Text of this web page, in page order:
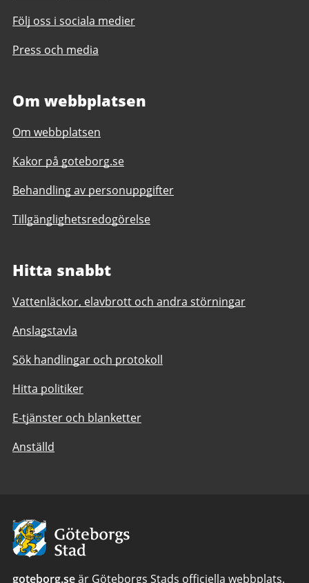
Följ oss i sociala medier
Press och media
Om webbplatsen
Om webbplatsen
Kakor på goteborg.se
Behandling av personuppgifter
Tillgänglighetsredogörelse
Hitta snabbt
Vattenläckor, elavbrott och andra störningar
Anslagstavla
Sök handlingar och protokoll
Hitta politiker
E-tjänster och blanketter
Anställd
Avsändare:
Göteborgs
Stad
goteborg.seär Göteborgs Stads officiella webbplats.